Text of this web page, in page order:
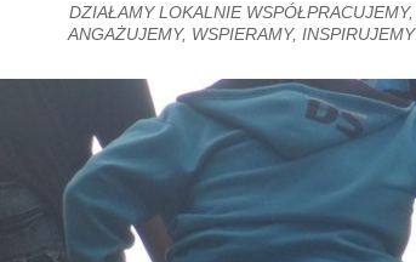
DZIAŁAMY LOKALNIE WSPÓŁPRACUJEMY,
ANGAŻUJEMY, WSPIERAMY, INSPIRUJEMY